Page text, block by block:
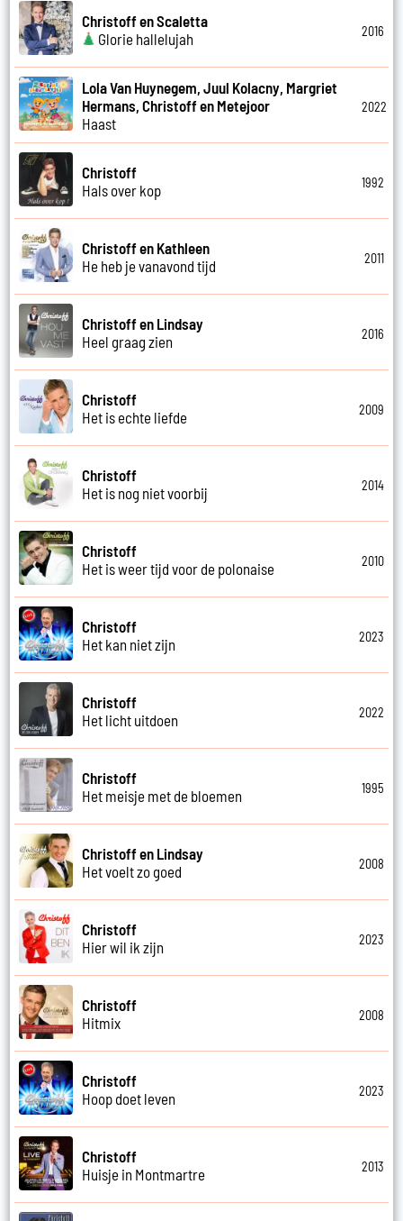
Christoff en Scaletta
Glorie hallelujah
2016
Lola Van Huynegem, Juul Kolacny, Margriet
Hermans, Christoff en Metejoor
Haast
2022
Christoff
Hals over kop
1992
Christoff en Kathleen
He heb je vanavond tijd
2011
Christoff en Lindsay
Heel graag zien
2016
Christoff
Het is echte liefde
2009
Christoff
Het is nog niet voorbij
2014
Christoff
Het is weer tijd voor de polonaise
2010
Christoff
Het kan niet zijn
2023
Christoff
Het licht uitdoen
2022
Christoff
Het meisje met de bloemen
1995
Christoff en Lindsay
Het voelt zo goed
2008
Christoff
Hier wil ik zijn
2023
Christoff
Hitmix
2008
Christoff
Hoop doet leven
2023
Christoff
Huisje in Montmartre
2013